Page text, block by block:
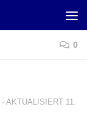
0
· AKTUALISIERT 11.